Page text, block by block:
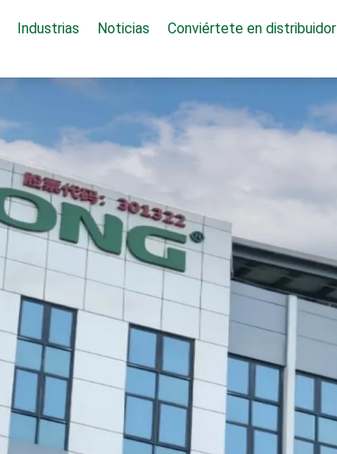
Industrias Noticias Conviértete en distribuidor